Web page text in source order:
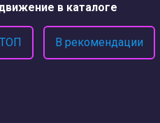
в каталоге
В рекомендации